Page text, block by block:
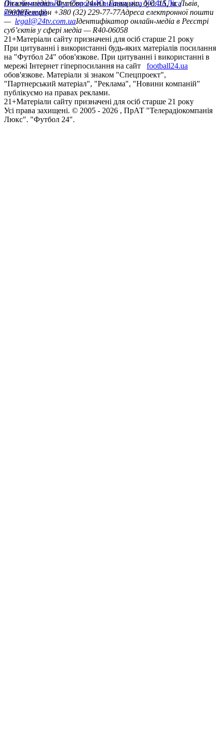
Ліга чемпіонівЛіга ЄвропиЮнацька ліга УЄФАЛіга
конференцій
Онлайн-медіа «Футбол 24»пл. Галицька, буд. 15, м. Львів,
79008Телефон +380 (32) 229-77-77Адреса електронної пошти
— legal@24tv.com.uaІдентифікатор онлайн-медіа в Реєстрі
суб’єктів у сфері медіа — R40-06058
21+Матеріали сайту призначені для осіб старше 21 року
При цитуванні і використанні будь-яких матеріалів посилання
на "Футбол 24" обов'язкове. При цитуванні і використанні в
мережі Інтернет гіперпосилання на сайт
football24.ua
обов'язкове. Матеріали зі знаком "Спецпроект",
"Партнерський матеріал", "Реклама", "Новини компаній"
публікуємо на правах реклами.
21+Матеріали сайту призначені для осіб старше 21 року
Усi права захищенi. © 2005 - 2026 , ПрАТ "Телерадіокомпанія
Люкс". "Футбол 24".